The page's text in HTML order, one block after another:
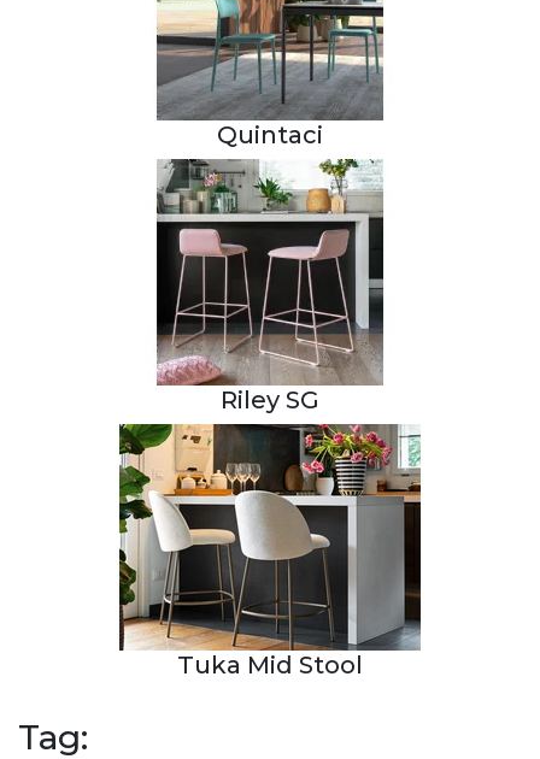
Quintaci
Riley SG
Tuka Mid Stool
Tag: